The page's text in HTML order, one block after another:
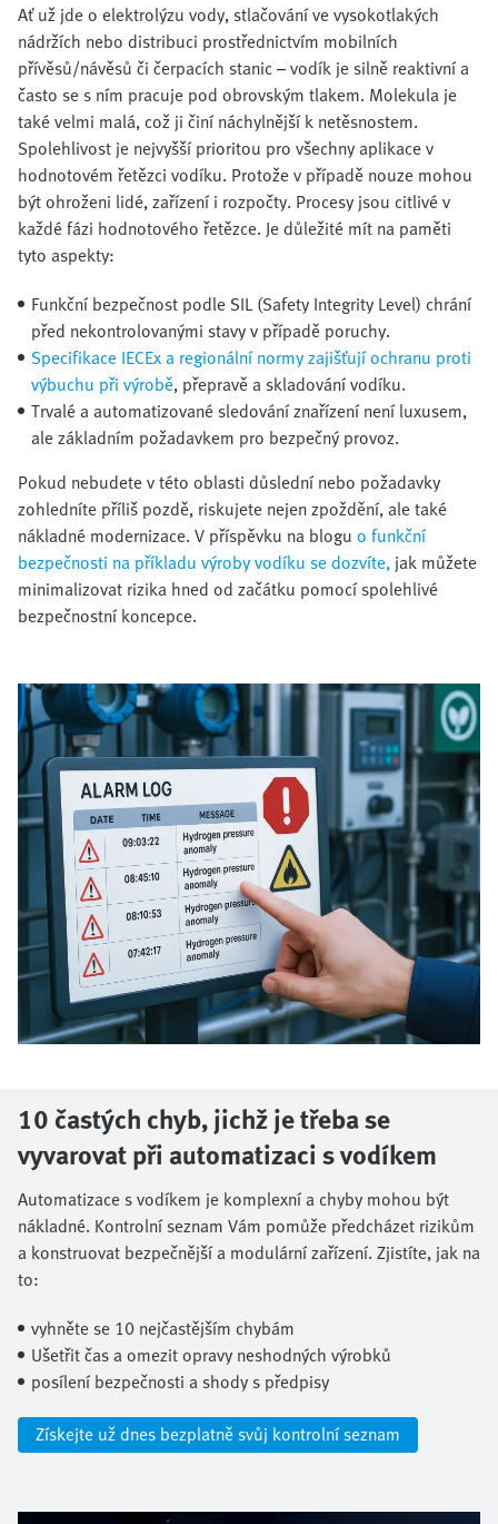
Ať už jde o elektrolýzu vody, stlačování ve vysokotlakých
nádržích nebo distribuci prostřednictvím mobilních
přívěsů/návěsů či čerpacích stanic – vodík je silně reaktivní a
často se s ním pracuje pod obrovským tlakem. Molekula je
také velmi malá, což ji činí náchylnější k netěsnostem.
Spolehlivost je nejvyšší prioritou pro všechny aplikace v
hodnotovém řetězci vodíku. Protože v případě nouze mohou
být ohroženi lidé, zařízení i rozpočty. Procesy jsou citlivé v
každé fázi hodnotového řetězce. Je důležité mít na paměti
tyto aspekty:
Funkční bezpečnost podle SIL (Safety Integrity Level) chrání
před nekontrolovanými stavy v případě poruchy.
Specifikace IECEx a regionální normy zajišťují ochranu proti
výbuchu při výrobě, přepravě a skladování vodíku.
Trvalé a automatizované sledování znařízení není luxusem,
ale základním požadavkem pro bezpečný provoz.
Pokud nebudete v této oblasti důslední nebo požadavky
zohledníte příliš pozdě, riskujete nejen zpoždění, ale také
nákladné modernizace. V příspěvku na blogu o funkční
bezpečnosti na příkladu výroby vodíku se dozvíte, jak můžete
minimalizovat rizika hned od začátku pomocí spolehlivé
bezpečnostní koncepce.
10 častých chyb, jichž je třeba se
vyvarovat při automatizaci s vodíkem
Automatizace s vodíkem je komplexní a chyby mohou být
nákladné. Kontrolní seznam Vám pomůže předcházet rizikům
a konstruovat bezpečnější a modulární zařízení. Zjistíte, jak na
to:​
vyhněte se 10 nejčastějším chybám​
Ušetřit čas a omezit opravy neshodných výrobků​
posílení bezpečnosti a shody s předpisy
Získejte už dnes bezplatně svůj kontrolní seznam